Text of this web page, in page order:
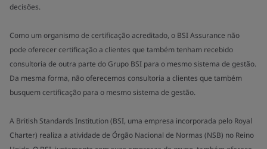
decisões.
Como um organismo de certificação acreditado, o BSI Assurance não
pode oferecer certificação a clientes que também tenham recebido
consultoria de outra parte do Grupo BSI para o mesmo sistema de gestão.
Da mesma forma, não oferecemos consultoria a clientes que também
busquem certificação para o mesmo sistema de gestão.
A British Standards Institution (BSI, uma empresa incorporada pelo Royal
Charter) realiza a atividade de Órgão Nacional de Normas (NSB) no Reino